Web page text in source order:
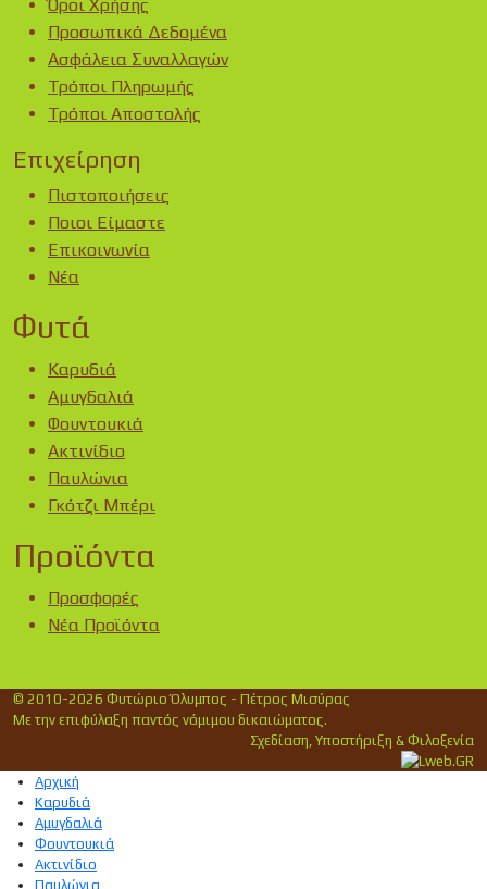
Όροι Χρήσης
Προσωπικά Δεδομένα
Ασφάλεια Συναλλαγών
Τρόποι Πληρωμής
Τρόποι Αποστολής
Επιχείρηση
Πιστοποιήσεις
Ποιοι Είμαστε
Επικοινωνία
Νέα
Φυτά
Καρυδιά
Αμυγδαλιά
Φουντουκιά
Ακτινίδιο
Παυλώνια
Γκότζι Μπέρι
Προϊόντα
Προσφορές
Νέα Προϊόντα
© 2010-2026 Φυτώριο Όλυμπος - Πέτρος Μισύρας
Με την επιφύλαξη παντός νόμιμου δικαιώματος.
Σχεδίαση, Υποστήριξη & Φιλοξενία
Αρχική
Καρυδιά
Αμυγδαλιά
Φουντουκιά
Ακτινίδιο
Παυλώνια